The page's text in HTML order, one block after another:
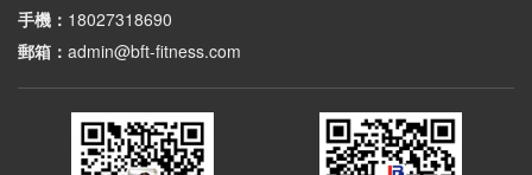
手機： 18027318690
郵箱： admin@bft-fitness.com